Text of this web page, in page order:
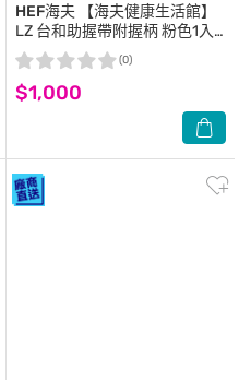
HEF海夫 【海夫健康生活館】
LZ 台和助握帶附握柄 粉色1入
(B0171)
$1,000
(0)